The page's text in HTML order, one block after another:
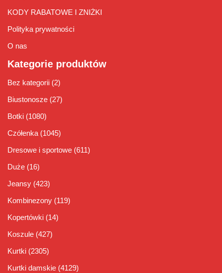
KODY RABATOWE I ZNIŻKI
Polityka prywatności
O nas
Kategorie produktów
Bez kategorii (2)
Biustonosze (27)
Botki (1080)
Czółenka (1045)
Dresowe i sportowe (611)
Duże (16)
Jeansy (423)
Kombinezony (119)
Kopertówki (14)
Koszule (427)
Kurtki (2305)
Kurtki damskie (4129)